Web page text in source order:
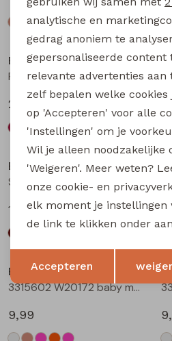
Bakkaboe
Fenda baby W20261 baby meisjes denim jack Zand
24,99
Bakkaboe
Sarra baby W20228 baby meisjes lange broek Wijnrood
12,99
Bakkaboe
3315602 W20172 baby meisjes T-shirt lm Cream
9,99
Terug
analytische en
gedrag anoniem te
gepersonaliseerde content
relevante advertenties
zelf bepalen welke
op 'Accepteren' voor alle
'Instellingen' om je
Wil je alleen noodzakelijke
'Weigeren'. Meer weten?
onze cookie- en
elk moment je instellingen
de link te klikken onder
Accepteren